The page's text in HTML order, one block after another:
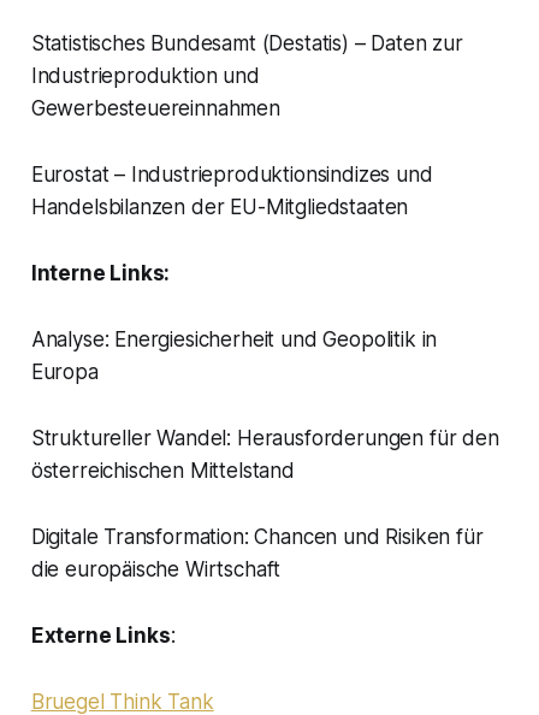
Statistisches Bundesamt (Destatis) – Daten zur
Industrieproduktion und
Gewerbesteuereinnahmen
Eurostat – Industrieproduktionsindizes und
Handelsbilanzen der EU-Mitgliedstaaten
Interne Links:
Analyse: Energiesicherheit und Geopolitik in
Europa
Struktureller Wandel: Herausforderungen für den
österreichischen Mittelstand
Digitale Transformation: Chancen und Risiken für
die europäische Wirtschaft
Externe Links:
Bruegel Think Tank